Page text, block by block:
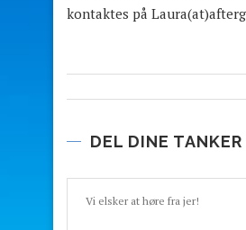
kontaktes på
DEL DINE